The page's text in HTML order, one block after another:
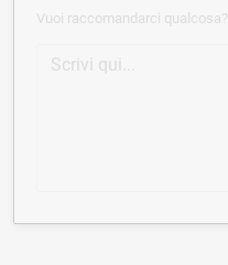
Vuoi raccomandarci qualcosa?